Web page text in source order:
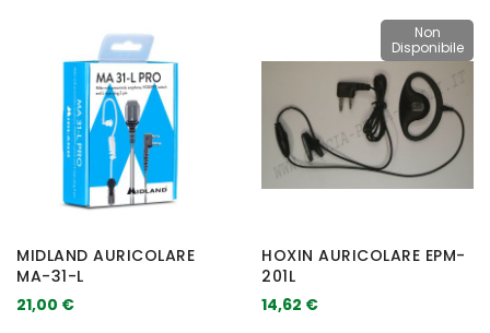
MIDLAND AURICOLARE
MA-31-L
21,00 €
Non
Disponibile
HOXIN AURICOLARE EPM-
201L
14,62 €